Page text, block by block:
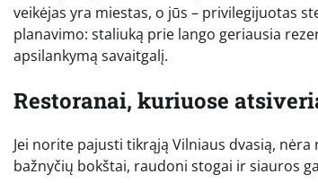
veikėjas yra miestas, o jūs – privilegijuotas
planavimo: staliuką prie lango geriausia
apsilankymą savaitgalį.
Restoranai, kuriuose
Jei norite pajusti tikrąją Vilniaus dvasią, nėra
bažnyčių bokštai, raudoni stogai ir siauros